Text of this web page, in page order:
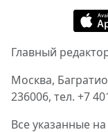
Главный
Москва,
236006, тел. +7
Все указанные